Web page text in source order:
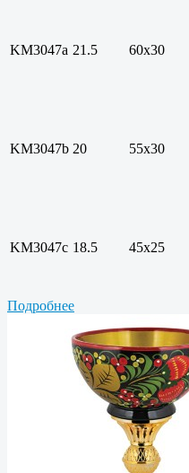
KM3047a 21.5 60x30
KM3047b 20 55x30
KM3047c 18.5 45x25
Подробнее